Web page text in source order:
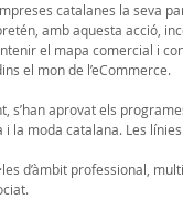
catalanes la seva
amb aquesta acció,
el mapa comercial i
el mon de l’eCommerce.
s’han aprovat els
i la moda catalana. Les
d’àmbit professional,